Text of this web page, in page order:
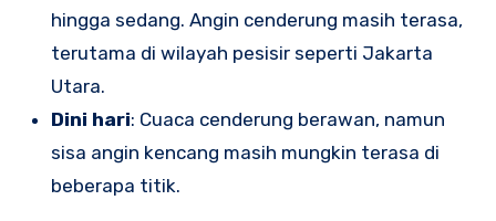
hingga sedang. Angin cenderung masih terasa,
terutama di wilayah pesisir seperti Jakarta
Utara.
Dini hari: Cuaca cenderung berawan, namun
sisa angin kencang masih mungkin terasa di
beberapa titik.